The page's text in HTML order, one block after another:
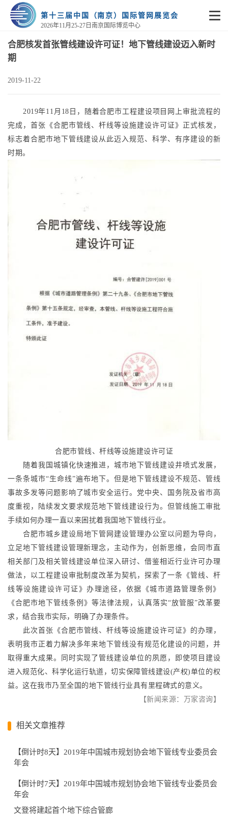
第十三届中国（南京）国际管网展览会
2026年11月25-27日南京国际博览中心
合肥核发首张管线建设许可证！地下管线建设迈入新时
期
2019-11-22
2019年11月18日，随着合肥市工程建设项目网上审批流程的
完成，首张《合肥市管线、杆线等设施建设许可证》正式核发，
标志着合肥市地下管线建设从此迈入规范、科学、有序建设的新
时期。
合肥市管线、杆线等设施建设许可证
随着我国城镇化快速推进，城市地下管线建设井喷式发展，
一条条城市“生命线”遍布地下。但是地下管线建设不规范、管线
事故多发等问题影响了城市安全运行。党中央、国务院及省市高
度重视，陆续发文要求规范地下管线建设行为。但管线施工审批
手续如何办理一直以来困扰着我国地下管线行业。
合肥市城乡建设局地下管网建设管理办公室以问题为导向，
立足地下管线建设管理新理念，主动作为，创新思维，会同市直
相关部门及相关管线建设单位深入研讨、借鉴相近行业许可办理
做法，以工程建设审批制度改革为契机，探索了一条《管线、杆
线等设施建设许可证》办理途径，依据《城市道路管理条例》
《合肥市地下管线条例》等法律法规，认真落实“放管服”改革要
求，结合我市实际，明确了办理条件。
此次首张《合肥市管线、杆线等设施建设许可证》的办理，
表明我市正着力解决多年来地下管线没有规范化建设的问题，并
取得重大成果。同时实现了管线建设单位的夙愿，即使项目建设
进入规范化、科学化运行轨道，切实保障管线建设(产权)单位的权
益。这在我市乃至全国的地下管线行业具有里程碑式的意义。
【新闻来源：万家咨询】
相关文章推荐
【倒计时8天】2019年中国城市规划协会地下管线专业委员会
年会
【倒计时7天】2019年中国城市规划协会地下管线专业委员会
年会
文登将建起首个地下综合管廊